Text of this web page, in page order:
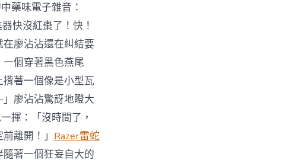
藥味電子雜音：
快沒紅棗了！快！
廖沾沾還在糾結要
個穿著黑色燕尾
著一個像是小型瓦
廖沾沾驚訝地瞪大
揮：「沒時間了，
離開！」 Razer雷蛇
著一個狂妄自大的